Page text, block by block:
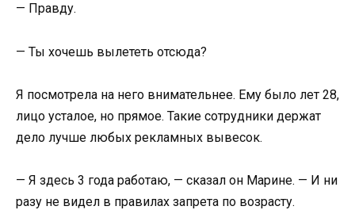
— Правду.
— Ты хочешь вылететь отсюда?
Я посмотрела на него внимательнее. Ему было лет 28,
лицо усталое, но прямое. Такие сотрудники держат
дело лучше любых рекламных вывесок.
— Я здесь 3 года работаю, — сказал он Марине. — И ни
разу не видел в правилах запрета по возрасту.